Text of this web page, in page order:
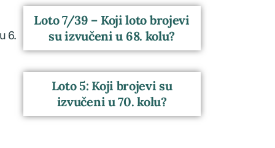
6.
Loto 7/39 – Koji loto brojevi
su izvučeni u 68. kolu?
Loto 5: Koji brojevi su
izvučeni u 70. kolu?